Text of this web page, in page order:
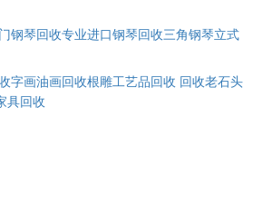
钢琴回收专业进口钢琴回收三角钢琴立式
字画油画回收根雕工艺品回收 回收老石头
具回收